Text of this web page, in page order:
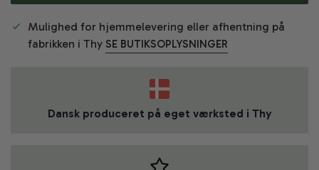
Mulighed for hjemmelevering eller afhentning på
fabrikken i Thy SE BUTIKSOPLYSNINGER
Dansk produceret på eget værksted i Thy